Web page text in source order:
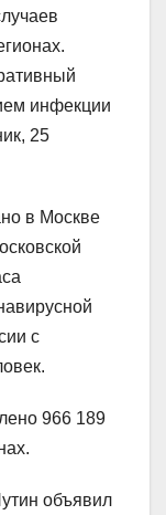
инфекции
25
в Москве
с
966 189
объявил